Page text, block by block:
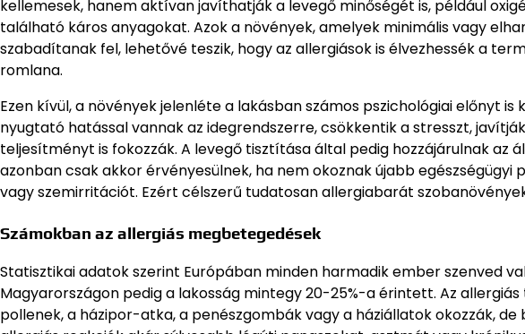
kellemesek, hanem aktívan javíthatják a levegő minőségét is, például
található káros anyagokat. Azok a növények, amelyek minimális vagy
szabadítanak fel, lehetővé teszik, hogy az allergiások is élvezhessék a
romlana.
Ezen kívül, a növények jelenléte a lakásban számos pszichológiai előnyt
nyugtató hatással vannak az idegrendszerre, csökkentik a stresszt,
teljesítményt is fokozzák. A levegő tisztítása által pedig hozzájárulnak az
azonban csak akkor érvényesülnek, ha nem okoznak újabb
vagy szemirritációt. Ezért célszerű tudatosan allergiabarát
Számokban az allergiás megbetegedések
Statisztikai adatok szerint Európában minden harmadik ember szenved
Magyarországon pedig a lakosság mintegy 20-25%-a érintett. Az
pollenek, a házipor-atka, a penészgombák vagy a háziállatok okozzák,